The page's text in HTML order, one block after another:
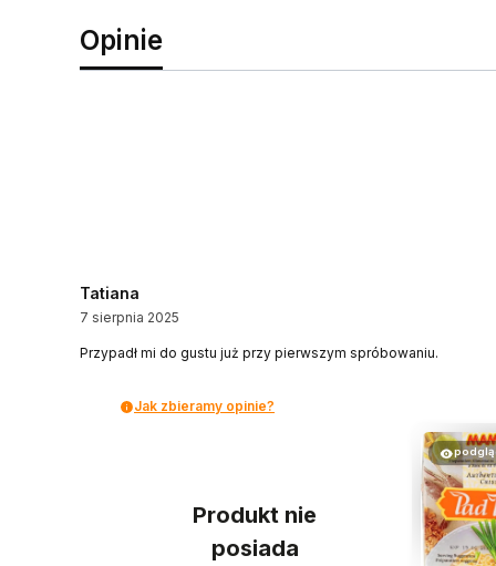
Opinie
Tatiana
7 sierpnia 2025
Przypadł mi do gustu już przy pierwszym spróbowaniu.
Jak zbieramy opinie?
Produkt nie
posiada